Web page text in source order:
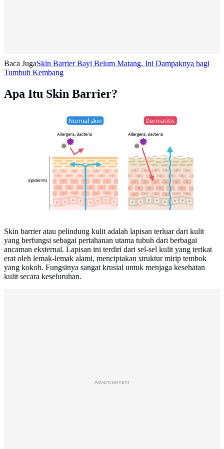
Baca JugaSkin Barrier Bayi Belum Matang, Ini Dampaknya bagi
Tumbuh Kembang
Apa Itu Skin Barrier?
Ilustrasi skin barrier (Foto: Gemini AI)
Skin barrier atau pelindung kulit adalah lapisan terluar dari kulit
yang berfungsi sebagai pertahanan utama tubuh dari berbagai
ancaman eksternal. Lapisan ini terdiri dari sel-sel kulit yang terikat
erat oleh lemak-lemak alami, menciptakan struktur mirip tembok
yang kokoh. Fungsinya sangat krusial untuk menjaga kesehatan
kulit secara keseluruhan.
Advertisement